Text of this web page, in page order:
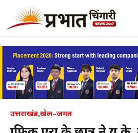
content
उत्तराखंड,खेल–जगत